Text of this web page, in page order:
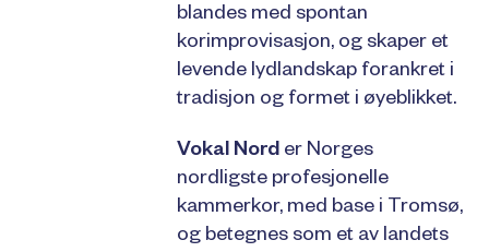
blandes med spontan
korimprovisasjon, og skaper et
levende lydlandskap forankret i
tradisjon og formet i øyeblikket.
Vokal Norder Norges
nordligste profesjonelle
kammerkor, med base i Tromsø,
og betegnes som et av landets